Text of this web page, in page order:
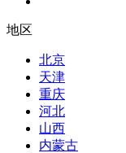
地区
北京
天津
重庆
河北
山西
内蒙古